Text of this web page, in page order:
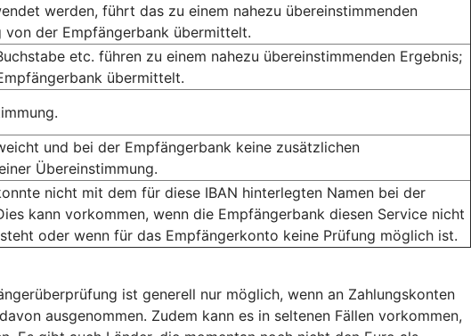
werden, führt das zu einem nahezu übereinstimmenden
von der Empfängerbank übermittelt.
etc. führen zu einem nahezu übereinstimmenden Ergebnis;
übermittelt.
und bei der Empfängerbank keine zusätzlichen
Übereinstimmung.
nicht mit dem für diese IBAN hinterlegten Namen bei der
kann vorkommen, wenn die Empfängerbank diesen Service nicht
oder wenn für das Empfängerkonto keine Prüfung möglich ist.
ist generell nur möglich, wenn an Zahlungskonten
ausgenommen. Zudem kann es in seltenen Fällen vorkommen,